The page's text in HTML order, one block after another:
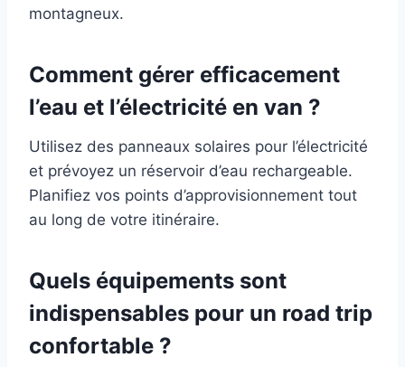
montagneux.
Comment gérer efficacement
l’eau et l’électricité en van ?
Utilisez des panneaux solaires pour l’électricité
et prévoyez un réservoir d’eau rechargeable.
Planifiez vos points d’approvisionnement tout
au long de votre itinéraire.
Quels équipements sont
indispensables pour un road trip
confortable ?